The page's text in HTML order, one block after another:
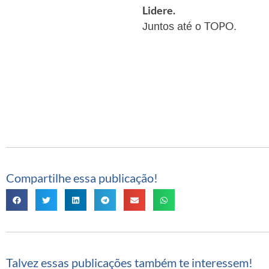
Lidere.
Juntos até o TOPO.
Compartilhe essa publicação!
Talvez essas publicações também te interessem!